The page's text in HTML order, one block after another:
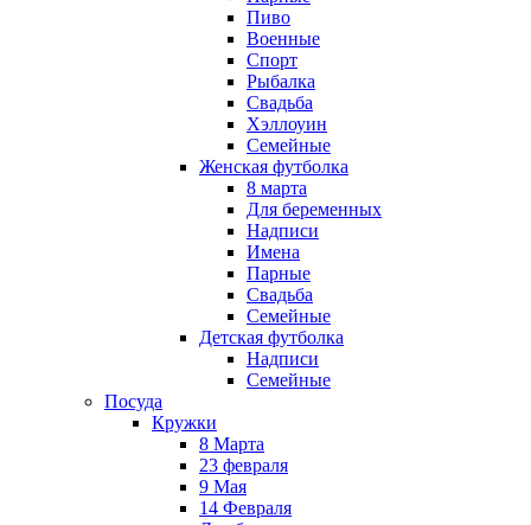
Пиво
Военные
Спорт
Рыбалка
Свадьба
Хэллоуин
Семейные
Женская футболка
8 марта
Для беременных
Надписи
Имена
Парные
Свадьба
Семейные
Детская футболка
Надписи
Семейные
Посуда
Кружки
8 Марта
23 февраля
9 Мая
14 Февраля